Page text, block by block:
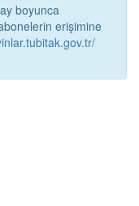
boyunca
erişimine